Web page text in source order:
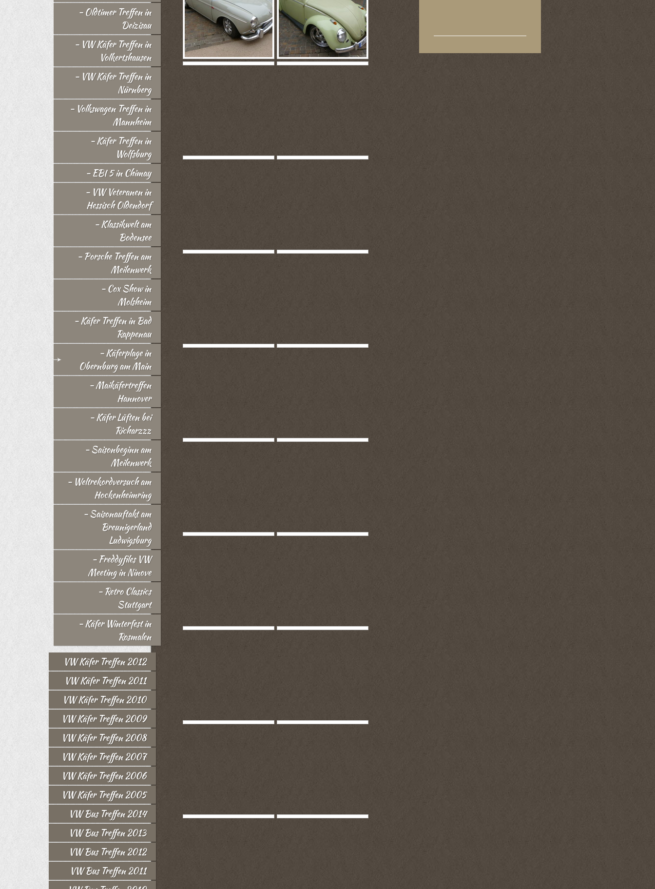
- Oldtimer Treffen in
Deizisau
- VW Käfer Treffen in
Volkertshausen
- VW Käfer Treffen in
Nürnberg
- Volkswagen Treffen in
Mannheim
- Käfer Treffen in
Wolfsburg
- EBI 5 in Chimay
- VW Veteranen in
Hessisch Oldendorf
- Klassikwelt am
Bodensee
- Porsche Treffen am
Meilenwerk
- Cox Show in
Molsheim
- Käfer Treffen in Bad
Rappenau
- Käferplage in
Obernburg am Main
- Maikäfertreffen
Hannover
- Käfer Lüften bei
Richarzzz
- Saisonbeginn am
Meilenwerk
- Weltrekordversuch am
Hockenheimring
- Saisonauftakt am
Breunigerland
Ludwigsburg
- Freddyfiles VW
Meeting in Ninove
- Retro Classics
Stuttgart
- Käfer Winterfest in
Rosmalen
VW Käfer Treffen 2012
VW Käfer Treffen 2011
VW Käfer Treffen 2010
VW Käfer Treffen 2009
VW Käfer Treffen 2008
VW Käfer Treffen 2007
VW Käfer Treffen 2006
VW Käfer Treffen 2005
VW Bus Treffen 2014
VW Bus Treffen 2013
VW Bus Treffen 2012
VW Bus Treffen 2011